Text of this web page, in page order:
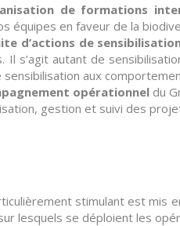
de formations
équipes en faveur de la
d’actions de
Il s’agit autant de
aux
opérationnel du
gestion et suivi des
stimulant est mis
lesquels se déploient les